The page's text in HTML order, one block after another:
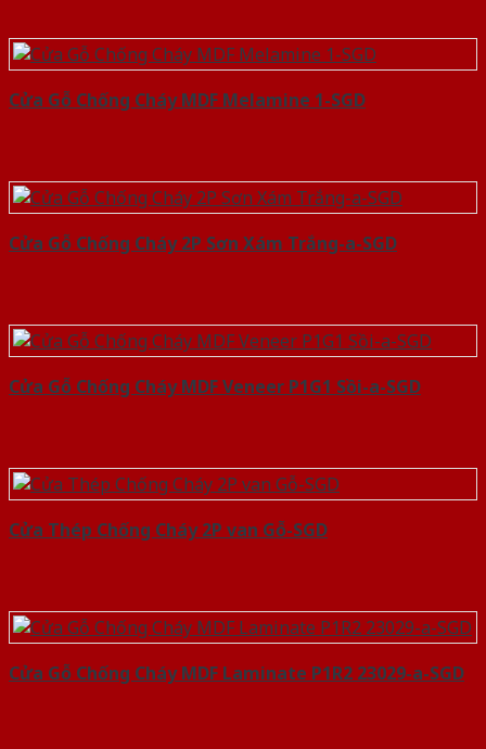
Cửa Gỗ Chống Cháy MDF Melamine 1-SGD
Cửa Gỗ Chống Cháy 2P Sơn Xám Trắng-a-SGD
Cửa Gỗ Chống Cháy MDF Veneer P1G1 Sồi-a-SGD
Cửa Thép Chống Cháy 2P van Gỗ-SGD
Cửa Gỗ Chống Cháy MDF Laminate P1R2 23029-a-SGD